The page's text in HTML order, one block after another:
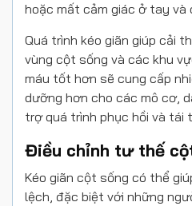
hoặc mất cảm giác ở tay và
Quá trình kéo giãn giúp cải
vùng cột sống và các khu
máu tốt hơn sẽ cung cấp
dưỡng hơn cho các mô cơ,
trợ quá trình phục hồi và tái
Điều chỉnh tư thế
Kéo giãn cột sống có thể
lệch, đặc biệt với những